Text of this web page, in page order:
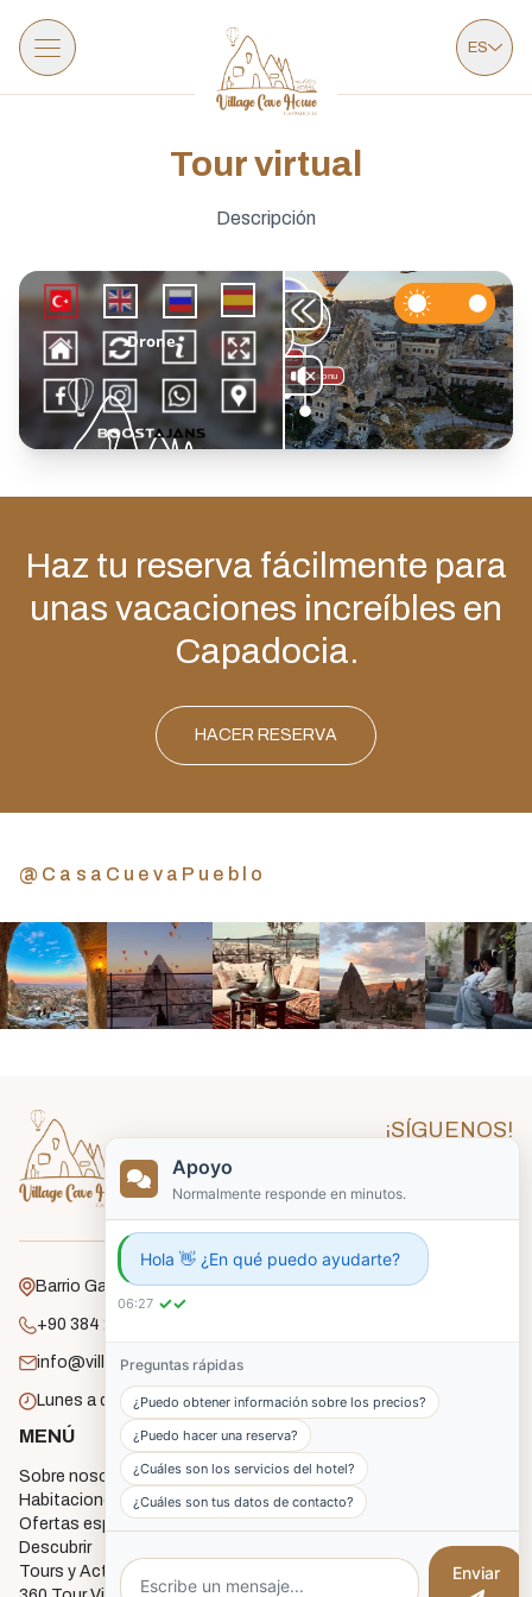
ES
Tour virtual
Descripción
Haz tu reserva fácilmente para
unas vacaciones increíbles en
Capadocia.
HACER RESERVA
@CasaCuevaPueblo
¡SÍGUENOS!
Barrio Gafelli, Calle Unlu, Nº 18, Goreme.
+90 384 271 2182
info@villagecavehouse.com
Lunes a domingo: 08:00 - 22:00
MENÚ
Sobre nosotros
Habitaciones
Ofertas especiales
Descubrir
Tours y Actividades
HABITACIONES
Economy Cave Rooms
Deluxe Cave Rooms
Deluxe Triple Cave Room
Apoyo
Normalmente responde en minutos.
Hola 👋 ¿En qué puedo ayudarte?
06:27 ✓✓
Preguntas rápidas
¿Puedo obtener información sobre los precios?
¿Puedo hacer una reserva?
¿Cuáles son los servicios del hotel?
¿Cuáles son tus datos de contacto?
Enviar